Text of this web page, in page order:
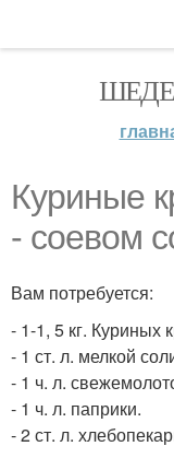
Куриные
- соевом
Вам потребуется:
- 1-1, 5 кг. Куриных
- 1 ст. л. мелкой
- 1 ч. л.
- 1 ч. л. паприки.
- 2 ст. л.